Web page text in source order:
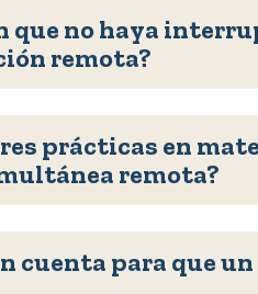
que no haya
remota?
prácticas en
remota?
cuenta para que